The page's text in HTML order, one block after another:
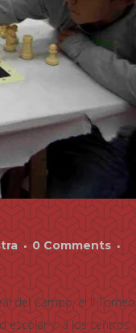
0 Comments
del Campo, el II Torneo
escolar y a los centros